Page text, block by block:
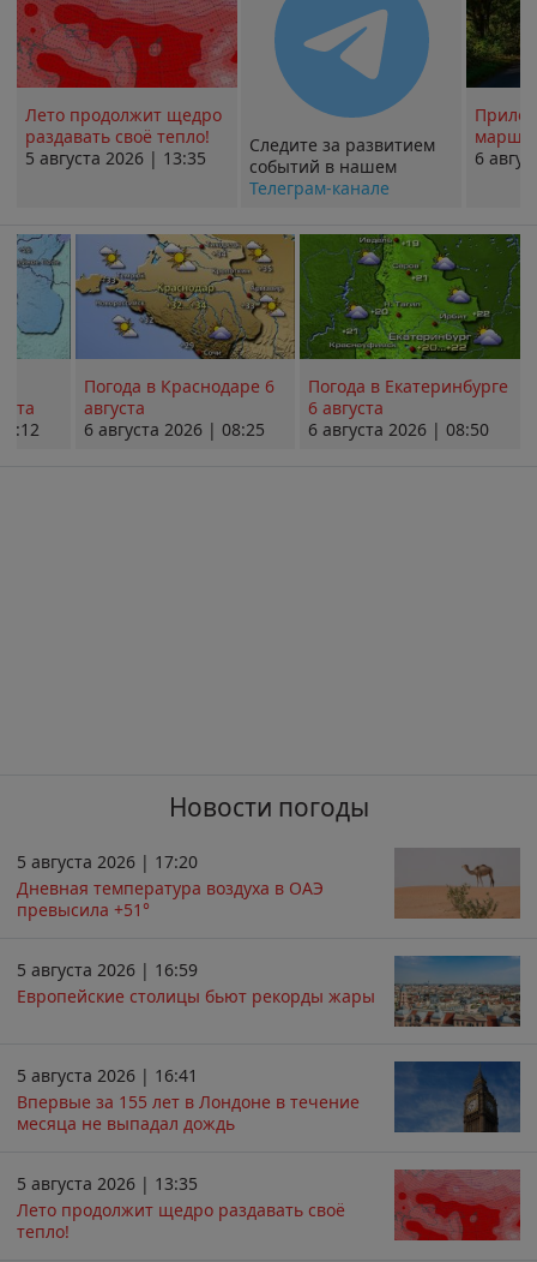
Лето продолжит щедро
раздавать своё тепло!
5 августа 2026 | 13:35
Следите за развитием
событий в нашем
Телеграм-канале
6
Погода в Краснодаре 6
августа
6 августа 2026 | 08:25
Погода в Екатеринбурге
6 августа
6 августа 2026 | 08:50
Новости погоды
5 августа 2026 | 17:20
Дневная температура воздуха в ОАЭ
превысила +51°
5 августа 2026 | 16:59
Европейские столицы бьют рекорды жары
5 августа 2026 | 16:41
Впервые за 155 лет в Лондоне в течение
месяца не выпадал дождь
5 августа 2026 | 13:35
Лето продолжит щедро раздавать своё
тепло!